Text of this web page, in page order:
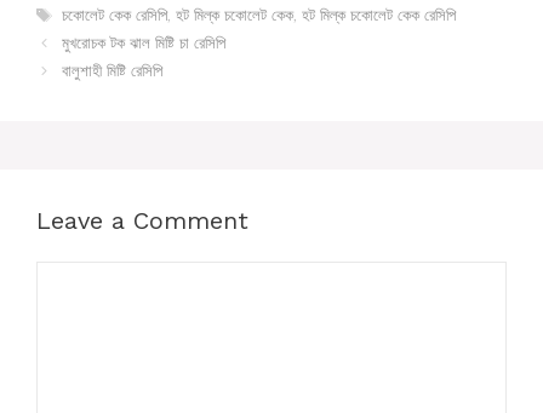
Tags
চকোলেট কেক রেসিপি, হট মিল্ক চকোলেট কেক, হট মিল্ক চকোলেট কেক রেসিপি
মুখরোচক টক ঝাল মিষ্টি চা রেসিপি
বালুশাহী মিষ্টি রেসিপি
Leave a Comment